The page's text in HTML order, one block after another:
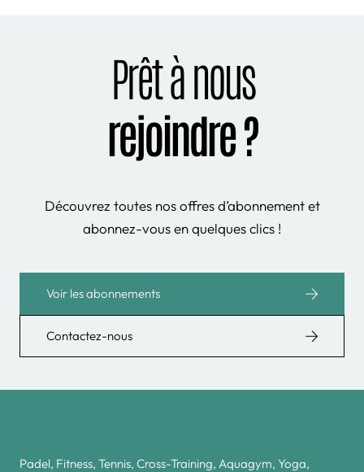
Prêt à nous
rejoindre ?
Découvrez toutes nos offres d’abonnement et
abonnez-vous en quelques clics !
Voir les abonnements
Contactez-nous
Padel, Fitness, Tennis, Cross-Training, Aquagym, Yoga,